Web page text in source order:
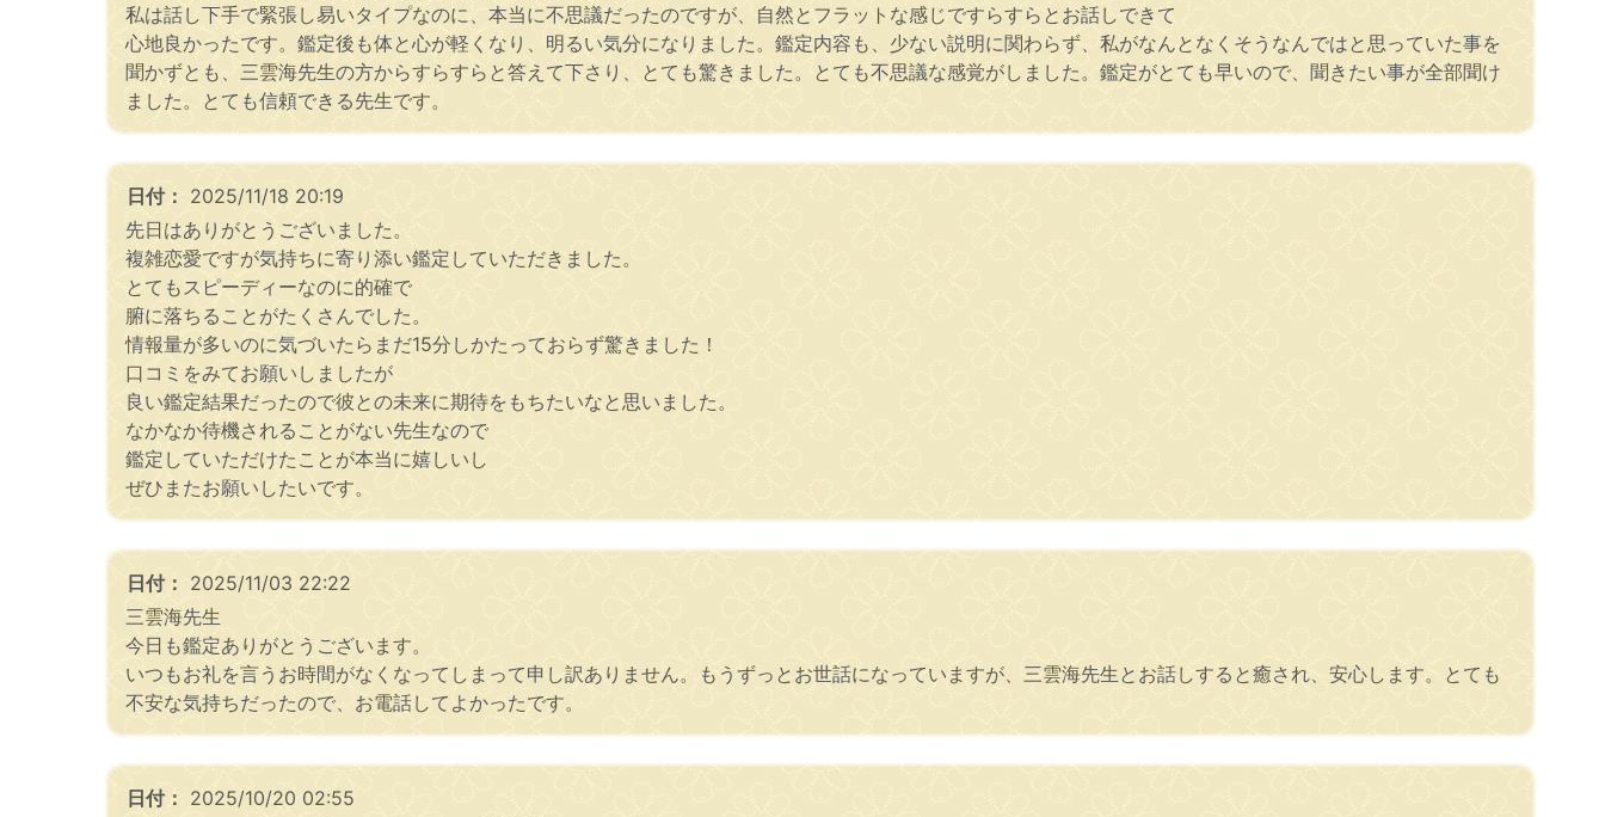
私は話し下手で緊張し易いタイプなのに、本当に不思議だったのですが、自然とフラットな感じですらすらとお話しできて
心地良かったです。鑑定後も体と心が軽くなり、明るい気分になりました。鑑定内容も、少ない説明に関わらず、私がなんとなくそうなんではと思っていた事を
聞かずとも、三雲海先生の方からすらすらと答えて下さり、とても驚きました。とても不思議な感覚がしました。鑑定がとても早いので、聞きたい事が全部聞け
ました。とても信頼できる先生です。
日付： 2025/11/18 20:19
先日はありがとうございました。
複雑恋愛ですが気持ちに寄り添い鑑定していただきました。
とてもスピーディーなのに的確で
腑に落ちることがたくさんでした。
情報量が多いのに気づいたらまだ15分しかたっておらず驚きました！
口コミをみてお願いしましたが
良い鑑定結果だったので彼との未来に期待をもちたいなと思いました。
なかなか待機されることがない先生なので
鑑定していただけたことが本当に嬉しいし
ぜひまたお願いしたいです。
日付： 2025/11/03 22:22
三雲海先生
今日も鑑定ありがとうございます。
いつもお礼を言うお時間がなくなってしまって申し訳ありません。もうずっとお世話になっていますが、三雲海先生とお話しすると癒され、安心します。とても
不安な気持ちだったので、お電話してよかったです。
日付： 2025/10/20 02:55